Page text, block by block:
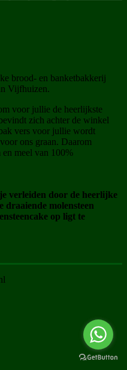
brood- en banketbakkerij
Vijfhuizen.
voor jullie de heerlijkste
zich achter de winkel
vers voor jullie wordt
ons graan. Daarom
en meel van 100%
verleiden door de heerlijke
draaiende molensteen
op ligt te